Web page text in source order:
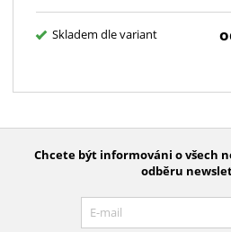
Skladem dle variant
Chcete být informováni o všech
odběru